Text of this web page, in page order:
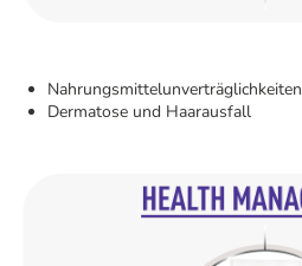
Nahrungsmittelunverträglichkeiten
Dermatose und Haarausfall